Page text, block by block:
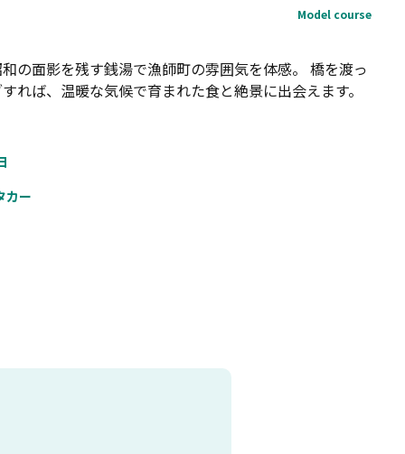
の面影を残す銭湯で漁師町の雰囲気を体感。 橋を渡っ
れば、温暖な気候で育まれた食と絶景に出会えます。
カー